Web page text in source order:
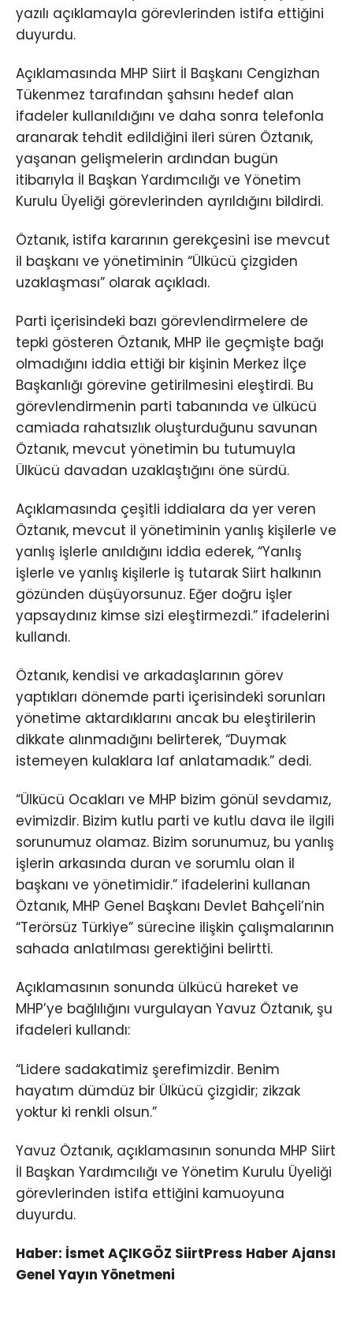
yazılı açıklamayla görevlerinden istifa ettiğini
duyurdu.
Açıklamasında MHP Siirt İl Başkanı Cengizhan
Tükenmez tarafından şahsını hedef alan
ifadeler kullanıldığını ve daha sonra telefonla
aranarak tehdit edildiğini ileri süren Öztanık,
yaşanan gelişmelerin ardından bugün
itibarıyla İl Başkan Yardımcılığı ve Yönetim
Kurulu Üyeliği görevlerinden ayrıldığını bildirdi.
Öztanık, istifa kararının gerekçesini ise mevcut
il başkanı ve yönetiminin “Ülkücü çizgiden
uzaklaşması” olarak açıkladı.
Parti içerisindeki bazı görevlendirmelere de
tepki gösteren Öztanık, MHP ile geçmişte bağı
olmadığını iddia ettiği bir kişinin Merkez İlçe
Başkanlığı görevine getirilmesini eleştirdi. Bu
görevlendirmenin parti tabanında ve ülkücü
camiada rahatsızlık oluşturduğunu savunan
Öztanık, mevcut yönetimin bu tutumuyla
Ülkücü davadan uzaklaştığını öne sürdü.
Açıklamasında çeşitli iddialara da yer veren
Öztanık, mevcut il yönetiminin yanlış kişilerle ve
yanlış işlerle anıldığını iddia ederek, “Yanlış
işlerle ve yanlış kişilerle iş tutarak Siirt halkının
gözünden düşüyorsunuz. Eğer doğru işler
yapsaydınız kimse sizi eleştirmezdi.” ifadelerini
kullandı.
Öztanık, kendisi ve arkadaşlarının görev
yaptıkları dönemde parti içerisindeki sorunları
yönetime aktardıklarını ancak bu eleştirilerin
dikkate alınmadığını belirterek, “Duymak
istemeyen kulaklara laf anlatamadık.” dedi.
“Ülkücü Ocakları ve MHP bizim gönül sevdamız,
evimizdir. Bizim kutlu parti ve kutlu dava ile ilgili
sorunumuz olamaz. Bizim sorunumuz, bu yanlış
işlerin arkasında duran ve sorumlu olan il
başkanı ve yönetimidir.” ifadelerini kullanan
Öztanık, MHP Genel Başkanı Devlet Bahçeli’nin
“Terörsüz Türkiye” sürecine ilişkin çalışmalarının
sahada anlatılması gerektiğini belirtti.
Açıklamasının sonunda ülkücü hareket ve
MHP’ye bağlılığını vurgulayan Yavuz Öztanık, şu
ifadeleri kullandı:
“Lidere sadakatimiz şerefimizdir. Benim
hayatım dümdüz bir Ülkücü çizgidir; zikzak
yoktur ki renkli olsun.”
Yavuz Öztanık, açıklamasının sonunda MHP Siirt
İl Başkan Yardımcılığı ve Yönetim Kurulu Üyeliği
görevlerinden istifa ettiğini kamuoyuna
duyurdu.
Haber: İsmet AÇIKGÖZ SiirtPress Haber Ajansı
Genel Yayın Yönetmeni